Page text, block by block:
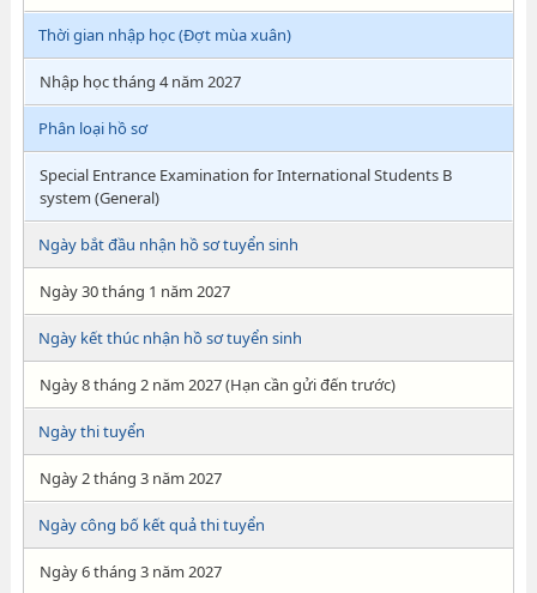
Thời gian nhập học (Đợt mùa xuân)
Nhập học tháng 4 năm 2027
Phân loại hồ sơ
Special Entrance Examination for International Students B
system (General)
Ngày bắt đầu nhận hồ sơ tuyển sinh
Ngày 30 tháng 1 năm 2027
Ngày kết thúc nhận hồ sơ tuyển sinh
Ngày 8 tháng 2 năm 2027 (Hạn cần gửi đến trước)
Ngày thi tuyển
Ngày 2 tháng 3 năm 2027
Ngày công bố kết quả thi tuyển
Ngày 6 tháng 3 năm 2027